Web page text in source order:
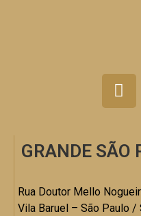
GRANDE SÃO
Rua Doutor Mello
Vila Baruel – São Paulo /